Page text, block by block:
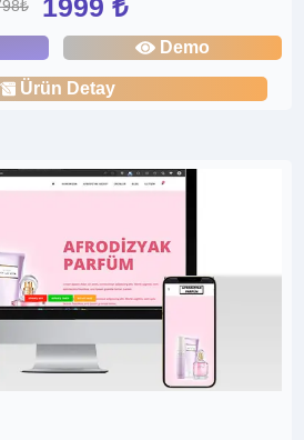
Demo
Ürün Detay